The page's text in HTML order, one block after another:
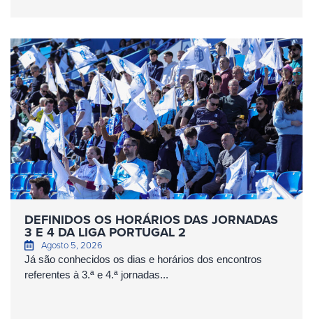
DEFINIDOS OS HORÁRIOS DAS JORNADAS
3 E 4 DA LIGA PORTUGAL 2
Agosto 5, 2026
Já são conhecidos os dias e horários dos encontros
referentes à 3.ª e 4.ª jornadas...